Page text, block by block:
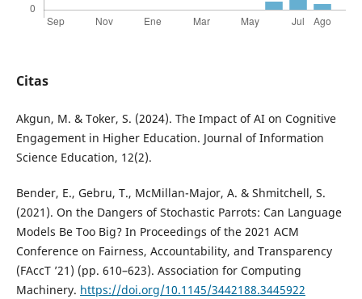
Citas
Akgun, M. & Toker, S. (2024). The Impact of AI on Cognitive
Engagement in Higher Education. Journal of Information
Science Education, 12(2).
Bender, E., Gebru, T., McMillan-Major, A. & Shmitchell, S.
(2021). On the Dangers of Stochastic Parrots: Can Language
Models Be Too Big? In Proceedings of the 2021 ACM
Conference on Fairness, Accountability, and Transparency
(FAccT ’21) (pp. 610–623). Association for Computing
Machinery. https://doi.org/10.1145/3442188.3445922